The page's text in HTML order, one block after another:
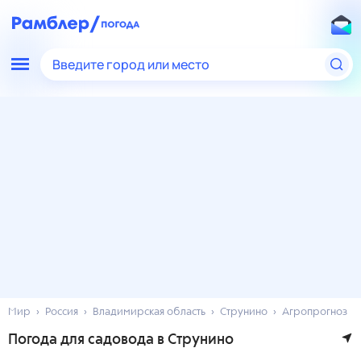
Введите город или место
Мир Россия Владимирская область Струнино Агропрогноз
Погода для садовода в Струнино